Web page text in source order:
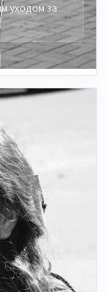
уходом за